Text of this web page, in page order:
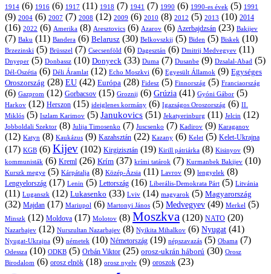
1914 (6) 1916 (6) 1917 (11) 1918 (7) 1941 (7) 1990 (6) 1990-es évek (5) 1991
(9) 2004 (6) 2007 (7) 2008 (12) 2009 (6) 2010 (8) 2012 (5) 2013 (10) 2014
(16) 2022 (6) Amerika (8) Aresztovics (6) Azarov (6) Azerbajdzsán (23) Bakijev
(7) Baku (11) Bandera (6) Belarusz (30) Belkovszkij (5) Biden (5) Biskek (10)
Brzezinski (5) Brüsszel (7) Csecsenföld (6) Dagesztán (6) Dmitrij Medvegyev (11)
Dnyeper (5) Donbassz (10) Donyeck (33) Duma (7) Dusanbe (9) Dzsalal-Abad (5)
Dél-Oszétia (6) Déli Áramlat (12) Echo Moszkvi (6) Egyesült Államok (9) Egységes
Oroszország (28) EU (42) Európa (28) Fidesz (5) Finnország (5) Franciaország
(6) Gazprom (12) Gorbacsov (15) Groznij (6) Grúzia (41) Gyóni Gábor (5)
Harkov (12) Herszon (15) ideiglenes kormány (6) Igazságos Oroszország (6) II.
Miklós (5) Iszlam Karimov (5) Janukovics (51) Jekatyerinburg (11) Jelcin (12)
Jobboldali Szektor (8) Julija Timosenko (7) Juscsenko (7) Kadirov (9) Karaganov
(12) Katyn (8) Kaukázus (9) Kazahsztán (22) Kazany (6) Kelet (5) Kelet-Ukrajna
(17) KGB (6) Kijev (102) Kirgizisztán (19) Kirill pátriárka (8) Kisinyov (9)
kommunisták (6) Kreml (26) Krím (37) krími tatárok (7) Kurmanbek Bakijev (10)
Kurszk megye (5) Kárpátalja (8) Közép-Ázsia (11) Lavrov (9) lengyelek (8)
Lengyelország (17) Lenin (5) Lettország (16) Liberális-Demokrata Párt (5) Litvánia
(11) Luganszk (12) Lukasenko (33) Lviv (14) magyarok (5) Magyarország
(32) Majdan (17) Mariupol (6) Martonyi János (5) Medvegyev (49) Merkel (5)
Minszk (12) Moldova (17) Molotov (8) Moszkva (120) NATO (20)
Nazarbajev (12) Nurszultan Nazarbajev (8) Nyikita Mihalkov (6) Nyugat (41)
Nyugat-Ukrajna (9) németek (10) Németország (19) népszavazás (5) Obama (7)
Odessza (10) ODKB (5) Orbán Viktor (25) orosz-ukrán háború (30) Orosz
Birodalom (6) orosz elnök (18) orosz nyelv (9) oroszok (23)